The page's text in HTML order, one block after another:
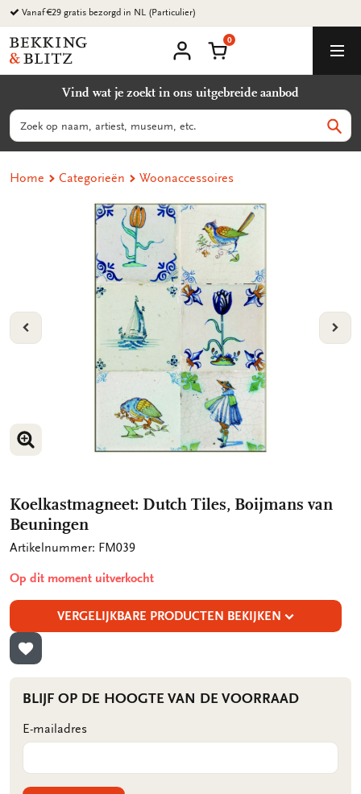
Ga
naar
content
Vanaf €29 gratis bezorgd in NL (Particulier)
Bekking
&
B.V.
account
Winkelmand
0
Vind wat je zoekt in ons uitgebreide aanbod
Zoeken
Home Categorieën Woonaccessoires
VORIGE
VERGROOT AFBEELDING
VERGROOT AFBEELDING
Koelkastmagneet: Dutch Tiles, Boijmans van
Beuningen
Artikelnummer: FM039
Op dit moment uitverkocht
VERGELIJKBARE PRODUCTEN BEKIJKEN
TOEVOEGEN AAN VERLANGLIJST
BLIJF OP DE HOOGTE VAN DE VOORRAAD
E-mailadres